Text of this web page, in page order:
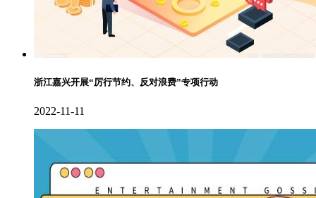
浙江嘉兴开展“厉行节约、反对浪费”专项行动
2022-11-11